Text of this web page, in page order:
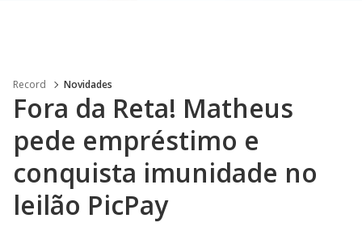
Record Novidades
Fora da Reta! Matheus
pede empréstimo e
conquista imunidade no
leilão PicPay